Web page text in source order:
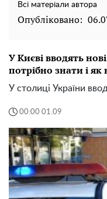
Всі матеріали автора
Опубліковано:
У Києві вводять
потрібно знати і
У столиці України
00:00 01.09